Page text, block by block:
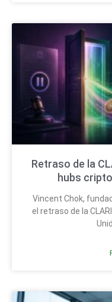
Retraso de la
hubs
Vincent Chok,
el retraso de la